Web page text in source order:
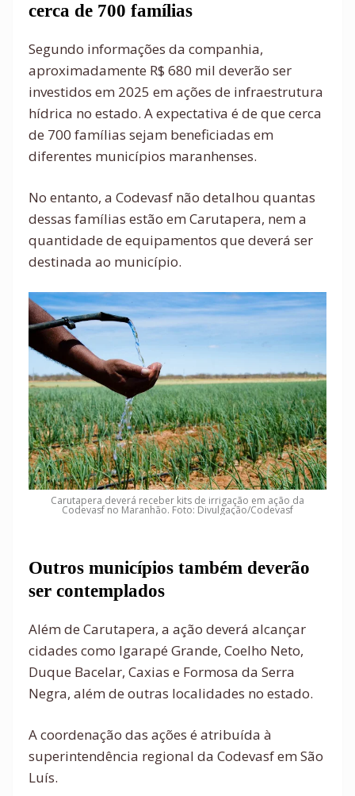
cerca de 700 famílias
Segundo informações da companhia,
aproximadamente R$ 680 mil deverão ser
investidos em 2025 em ações de infraestrutura
hídrica no estado. A expectativa é de que cerca
de 700 famílias sejam beneficiadas em
diferentes municípios maranhenses.
No entanto, a Codevasf não detalhou quantas
dessas famílias estão em Carutapera, nem a
quantidade de equipamentos que deverá ser
destinada ao município.
Carutapera deverá receber kits de irrigação em ação da
Codevasf no Maranhão. Foto: Divulgação/Codevasf
Outros municípios também deverão
ser contemplados
Além de Carutapera, a ação deverá alcançar
cidades como Igarapé Grande, Coelho Neto,
Duque Bacelar, Caxias e Formosa da Serra
Negra, além de outras localidades no estado.
A coordenação das ações é atribuída à
superintendência regional da Codevasf em São
Luís.